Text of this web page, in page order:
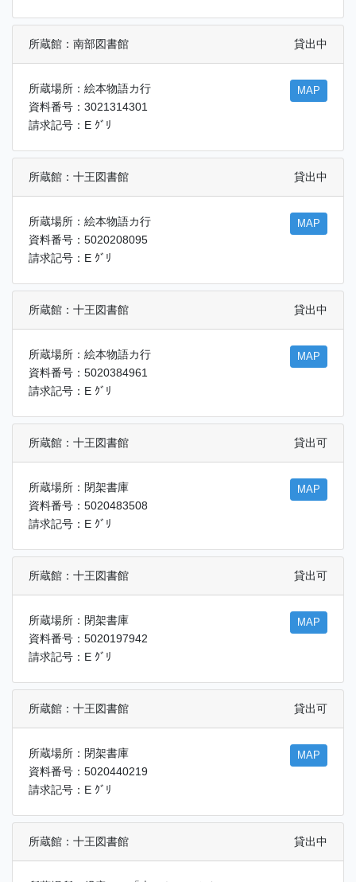
所蔵館：南部図書館 貸出中
所蔵場所：絵本物語カ行
資料番号：3021314301
請求記号：E ｸﾞﾘ
MAP
所蔵館：十王図書館 貸出中
所蔵場所：絵本物語カ行
資料番号：5020208095
請求記号：E ｸﾞﾘ
MAP
所蔵館：十王図書館 貸出中
所蔵場所：絵本物語カ行
資料番号：5020384961
請求記号：E ｸﾞﾘ
MAP
所蔵館：十王図書館 貸出可
所蔵場所：閉架書庫
資料番号：5020483508
請求記号：E ｸﾞﾘ
MAP
所蔵館：十王図書館 貸出可
所蔵場所：閉架書庫
資料番号：5020197942
請求記号：E ｸﾞﾘ
MAP
所蔵館：十王図書館 貸出可
所蔵場所：閉架書庫
資料番号：5020440219
請求記号：E ｸﾞﾘ
MAP
所蔵館：十王図書館 貸出中